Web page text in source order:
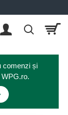
comenzi și